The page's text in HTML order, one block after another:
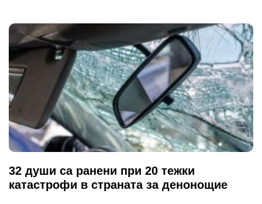
32 души са ранени при 20 тежки
катастрофи в страната за денонощие